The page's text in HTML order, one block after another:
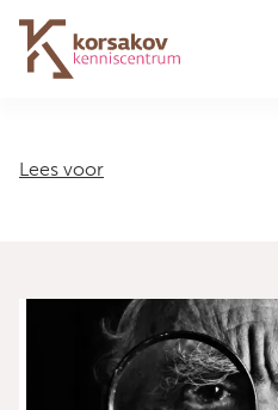
Navigation
Lees voor